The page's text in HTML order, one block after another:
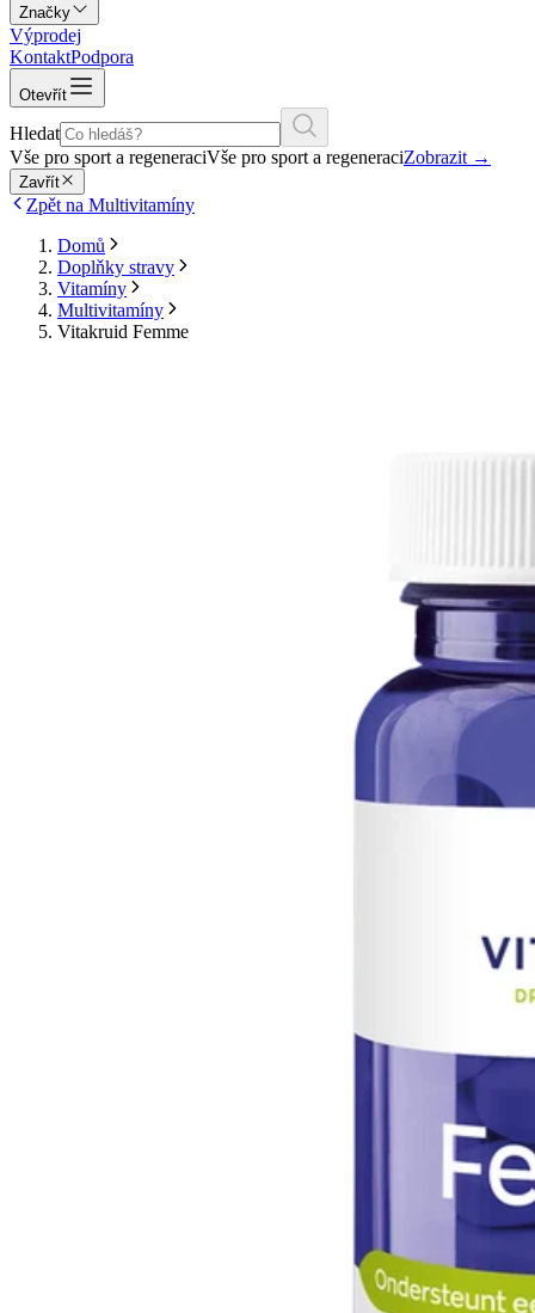
Značky
Výprodej
KontaktPodpora
Otevřít
Hledat
Vše pro sport a regeneraciVše pro sport a regeneraciZobrazit →
Zavřít
Zpět na Multivitamíny
Domů
Doplňky stravy
Vitamíny
Multivitamíny
Vitakruid Femme